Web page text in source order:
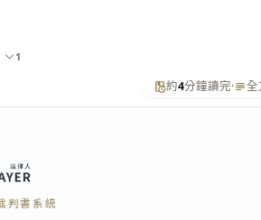
約4分鐘讀完· 全
判書系統
1